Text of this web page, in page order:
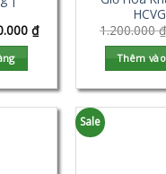
₫
1.200.000₫
Thêm
Sale